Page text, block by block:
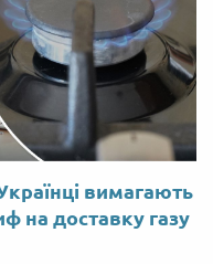
вимагають
на доставку газу